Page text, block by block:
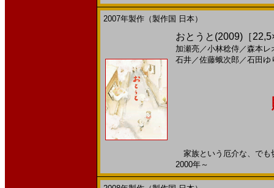
2007年製作（製作国 日本）
おとうと(2009)［
加瀬亮／小林稔侍／森本レ
石井／佐藤蛾次郎 ／石田ゆ
家族という厄介な、で
2000年～